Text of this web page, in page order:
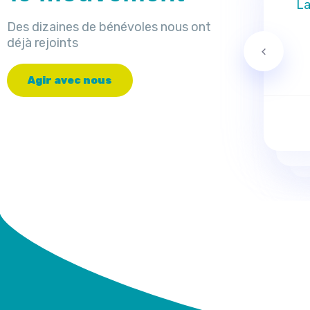
Des dizaines de bénévoles nous ont
déjà rejoints
Agir avec nous